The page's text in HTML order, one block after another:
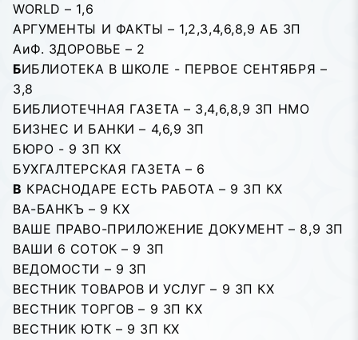
WORLD – 1,6
АРГУМЕНТЫ И ФАКТЫ – 1,2,3,4,6,8,9 АБ ЗП
АиФ. ЗДОРОВЬЕ – 2
БИБЛИОТЕКА В ШКОЛЕ - ПЕРВОЕ СЕНТЯБРЯ –
3,8
БИБЛИОТЕЧНАЯ ГАЗЕТА – 3,4,6,8,9 ЗП НМО
БИЗНЕС И БАНКИ – 4,6,9 ЗП
БЮРО - 9 ЗП КХ
БУХГАЛТЕРСКАЯ ГАЗЕТА – 6
В КРАСНОДАРЕ ЕСТЬ РАБОТА – 9 ЗП КХ
ВА-БАНКЪ – 9 КХ
ВАШЕ ПРАВО-ПРИЛОЖЕНИЕ ДОКУМЕНТ – 8,9 ЗП
ВАШИ 6 СОТОК – 9 ЗП
ВЕДОМОСТИ – 9 ЗП
ВЕСТНИК ТОВАРОВ И УСЛУГ – 9 ЗП КХ
ВЕСТНИК ТОРГОВ – 9 ЗП КХ
ВЕСТНИК ЮТК – 9 ЗП КХ